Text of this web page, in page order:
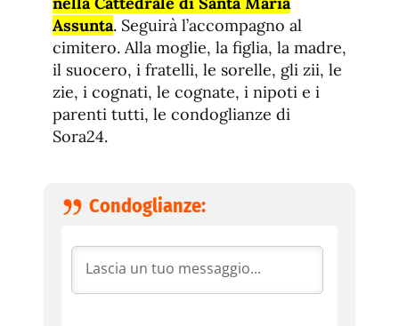
Assunta. Seguirà l’accompagno al
cimitero. Alla moglie, la figlia, la madre,
il suocero, i fratelli, le sorelle, gli zii, le
zie, i cognati, le cognate, i nipoti e i
parenti tutti, le condoglianze di
Sora24.
Condoglianze: